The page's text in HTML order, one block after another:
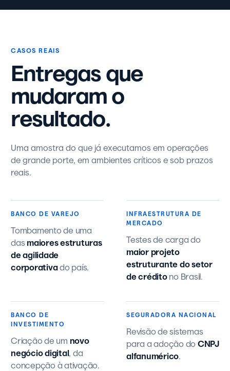
CASOS REAIS
Entregas que
mudaram o
resultado.
Uma amostra do que já executamos em operações
de grande porte, em ambientes críticos e sob prazos
reais.
BANCO DE VAREJO
Tombamento de uma
das maiores estruturas
de agilidade
corporativado país.
INFRAESTRUTURA DE
MERCADO
Testes de carga do
maior projeto
estruturante do setor
de créditono Brasil.
BANCO DE
INVESTIMENTO
Criação de um novo
negócio digital , da
concepção à ativação.
SEGURADORA NACIONAL
Revisão de sistemas
para a adoção do CNPJ
alfanumérico.